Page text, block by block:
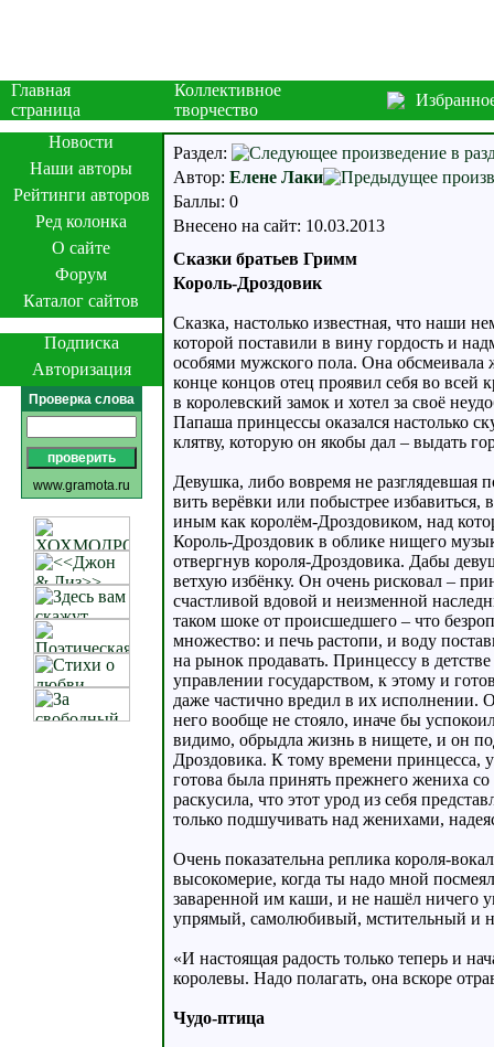
Главная
страница
Коллективное
творчество
Новости
Наши авторы
Рейтинги авторов
Ред колонка
О сайте
Форум
Каталог сайтов
Подписка
Авторизация
Проверка слова
www.gramota.ru
Раздел:
Автор: Елене Лаки
Баллы: 0
Внесено на сайт: 10.03.2013
Сказки братьев Гримм
Король-Дроздовик
Сказка, настолько известная, что наши
которой поставили в вину гордость и
особями мужского пола. Она
конце концов отец проявил себя во всей
в королевский замок и хотел за своё
Папаша принцессы оказался настолько
клятву, которую он якобы дал – выдать
Девушка, либо вовремя не разглядевшая
вить верёвки или побыстрее
иным как королём-Дроздовиком, над
Король-Дроздовик в облике нищего
отвергнув короля-Дроздовика. Дабы
ветхую избёнку. Он очень рисковал –
счастливой вдовой и неизменной
таком шоке от происшедшего – что
множество: и печь растопи, и воду
на рынок продавать. Принцессу в
управлении государством, к этому и
даже частично вредил в их исполнении.
него вообще не стояло, иначе бы
видимо, обрыдла жизнь в нищете, и он
Дроздовика. К тому времени принцесса,
готова была принять прежнего жениха
раскусила, что этот урод из себя
только подшучивать над женихами,
Очень показательна реплика короля-
высокомерие, когда ты надо мной
заваренной им каши, и не нашёл ничего
упрямый, самолюбивый, мстительный и
«И настоящая радость только теперь и
королевы. Надо полагать, она вскоре
Чудо-птица